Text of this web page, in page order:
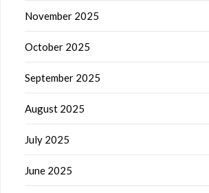
November 2025
October 2025
September 2025
August 2025
July 2025
June 2025